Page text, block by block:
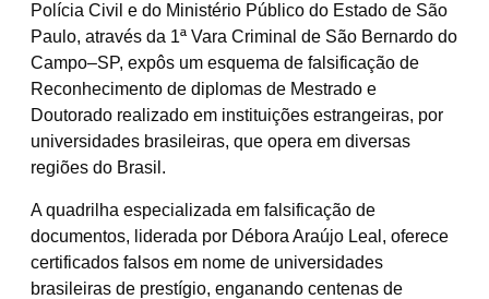
Polícia Civil e do Ministério Público do Estado de São
Paulo, através da 1ª Vara Criminal de São Bernardo do
Campo–SP, expôs um esquema de falsificação de
Reconhecimento de diplomas de Mestrado e
Doutorado realizado em instituições estrangeiras, por
universidades brasileiras, que opera em diversas
regiões do Brasil.
​A quadrilha especializada em falsificação de
documentos, liderada por Débora Araújo Leal, oferece
certificados falsos em nome de universidades
brasileiras de prestígio, enganando centenas de